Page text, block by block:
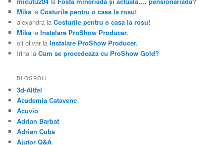
Mika laCosturile pentru o casa la rosu!
alexandra laCosturile pentru o casa la rosu!
Mika laInstalare ProShow Producer.
oli oliver laInstalare ProShow Producer.
Irina laCum se procedeaza cu ProShow Gold?
BLOGROLL
3d-Altfel
Academia Catavenc
Acuvio
Adrian Barbat
Adrian Cuba
Ajutor Q&A